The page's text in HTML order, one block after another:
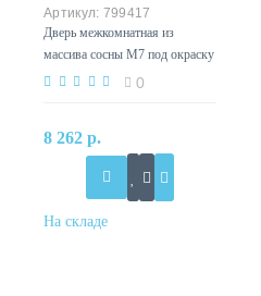
799417
Дверь межкомнатная из
массива сосны М7 под окраску
без стекла
0
8 262 р.